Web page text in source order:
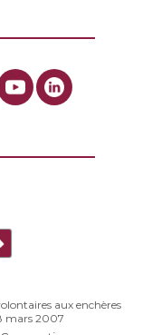
aux enchères
mars 2007